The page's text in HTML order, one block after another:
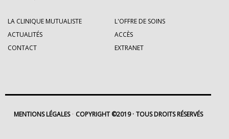
LA CLINIQUE MUTUALISTE
L'OFFRE DE SOINS
ACTUALITÉS
ACCÈS
CONTACT
EXTRANET
MENTIONS LÉGALES COPYRIGHT ©2019 TOUS DROITS RÉSERVÉS